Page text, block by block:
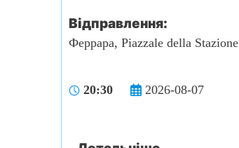
Відправлення:
Феррара, Piazzale della Stazione
20:30 2026-08-07